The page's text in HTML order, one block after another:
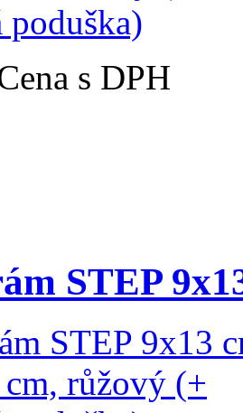
s DPH
STEP